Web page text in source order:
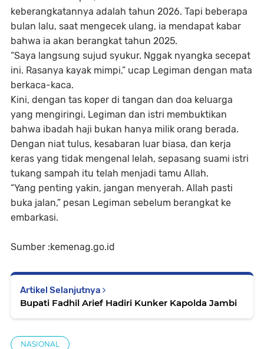
keberangkatannya adalah tahun 2026. Tapi beberapa
bulan lalu, saat mengecek ulang, ia mendapat kabar
bahwa ia akan berangkat tahun 2025.
“Saya langsung sujud syukur. Nggak nyangka secepat
ini. Rasanya kayak mimpi,” ucap Legiman dengan mata
berkaca-kaca.
Kini, dengan tas koper di tangan dan doa keluarga
yang mengiringi, Legiman dan istri membuktikan
bahwa ibadah haji bukan hanya milik orang berada.
Dengan niat tulus, kesabaran luar biasa, dan kerja
keras yang tidak mengenal lelah, sepasang suami istri
tukang sampah itu telah menjadi tamu Allah.
“Yang penting yakin, jangan menyerah. Allah pasti
buka jalan,” pesan Legiman sebelum berangkat ke
embarkasi.
Sumber :kemenag.go.id
Artikel Selanjutnya
Bupati Fadhil Arief Hadiri Kunker Kapolda Jambi
NASIONAL